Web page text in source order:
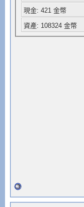
現金: 421 金幣
資產: 108324 金幣